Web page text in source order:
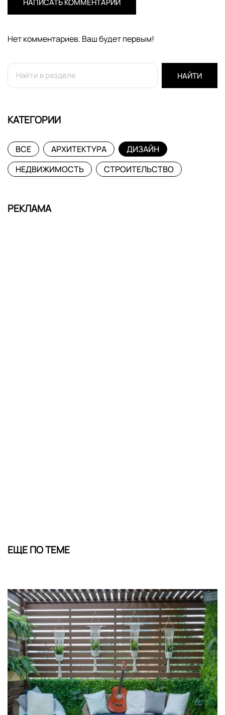
НАПИСАТЬ КОММЕНТАРИЙ
Нет комментариев. Ваш будет первым!
НАЙТИ
КАТЕГОРИИ
ВСЕ АРХИТЕКТУРА
ДИЗАЙН
НЕДВИЖИМОСТЬ
СТРОИТЕЛЬСТВО
РЕКЛАМА
ЕЩЕ ПО ТЕМЕ